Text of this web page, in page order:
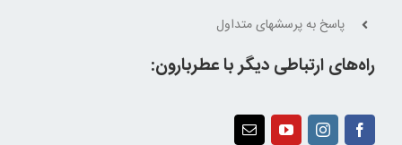
پاسخ به پرسشهای متداول
راه‌های ارتباطی دیگر با عطربارون: